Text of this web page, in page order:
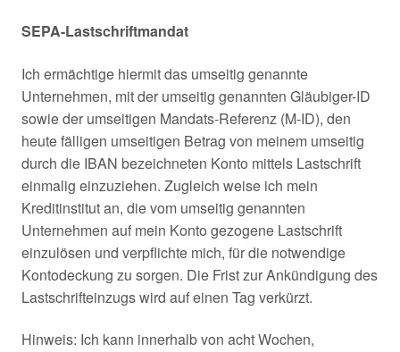
SEPA-Lastschriftmandat
Ich ermächtige hiermit das umseitig genannte
Unternehmen, mit der umseitig genannten Gläubiger-ID
sowie der umseitigen Mandats-Referenz (M-ID), den
heute fälligen umseitigen Betrag von meinem umseitig
durch die IBAN bezeichneten Konto mittels Lastschrift
einmalig einzuziehen. Zugleich weise ich mein
Kreditinstitut an, die vom umseitig genannten
Unternehmen auf mein Konto gezogene Lastschrift
einzulösen und verpflichte mich, für die notwendige
Kontodeckung zu sorgen. Die Frist zur Ankündigung des
Lastschrifteinzugs wird auf einen Tag verkürzt.
Hinweis: Ich kann innerhalb von acht Wochen,